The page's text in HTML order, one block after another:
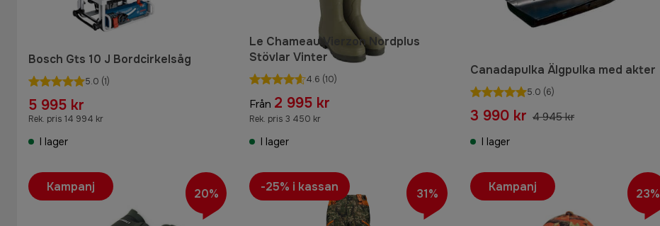
Bosch Gts 10 J Bordcirkelsåg
5.0 (1)
5 995 kr
Rek. pris 14 994 kr
I lager
Le Chameau Vierzon Nordplus
Stövlar Vinter
4.6 (10)
Från 2 995 kr
Rek. pris 3 450 kr
I lager
Canadapulka Älgpulka med akter
5.0 (6)
3 990 kr 4 945 kr
I lager
Kampanj 20% -25% i kassan 31% Kampanj 23%